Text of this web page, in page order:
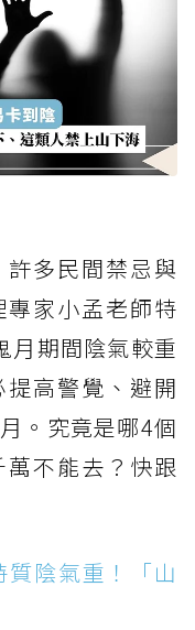
許多民間禁忌與
家小孟老師特
月期間陰氣較重
高警覺、避開
。究竟是哪4個
不能去？快跟
陰氣重！「山